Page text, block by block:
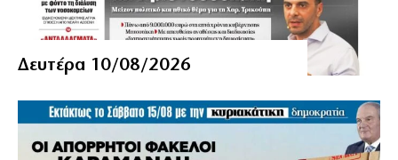
Δευτέρα 10/08/2026